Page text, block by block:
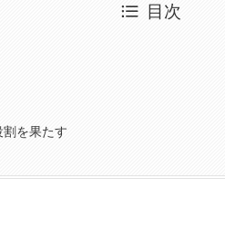
目次
を果たす